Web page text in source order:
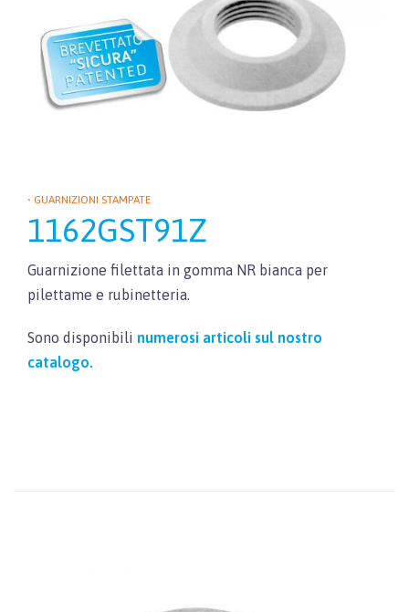
• GUARNIZIONI STAMPATE
1162GST91Z
Guarnizione filettata in gomma NR bianca per
pilettame e rubinetteria.
Sono disponibili numerosi articoli sul nostro
catalogo.